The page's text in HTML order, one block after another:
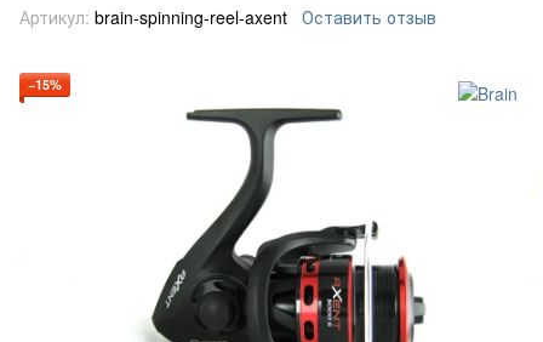
Артикул: brain-spinning-reel-axent Оставить отзыв
−15%